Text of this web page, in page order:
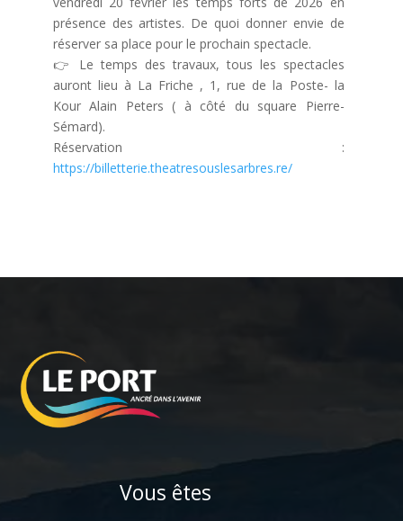
présence des artistes. De quoi donner envie de
réserver sa place pour le prochain spectacle.
👉
Le temps des travaux, tous les spectacles
auront lieu à La Friche , 1, rue de la Poste- la
Kour Alain Peters ( à côté du square Pierre-
Sémard).
Réservation :
https://billetterie.theatresouslesarbres.re/
Vous êtes